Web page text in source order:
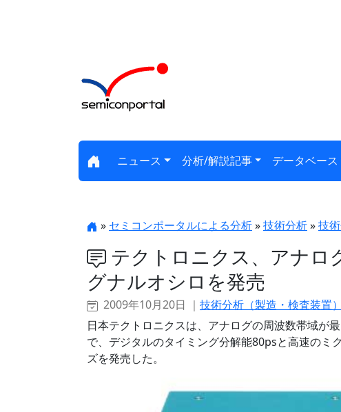
ニュース 分析/解説記事 データベース
» セミコンポータルによる分析»技術分析»技
テクトロニクス、アナロ
グナルオシロを発売
2009年10月20日 ｜ 技術分析（製造・検査装置）
日本テクトロニクスは、アナログの周波数帯域が
で、デジタルのタイミング分解能80psと高速のミ
ズを発売した。